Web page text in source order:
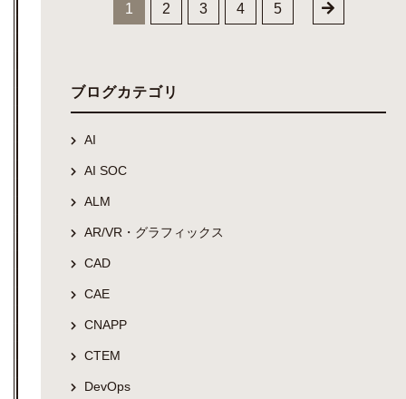
1 2 3 4 5
ブログカテゴリ
AI
AI SOC
ALM
AR/VR・グラフィックス
CAD
CAE
CNAPP
CTEM
DevOps